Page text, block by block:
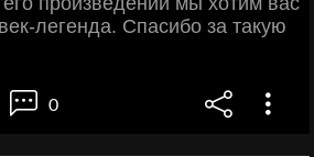
легенда. Спасибо за такую
0